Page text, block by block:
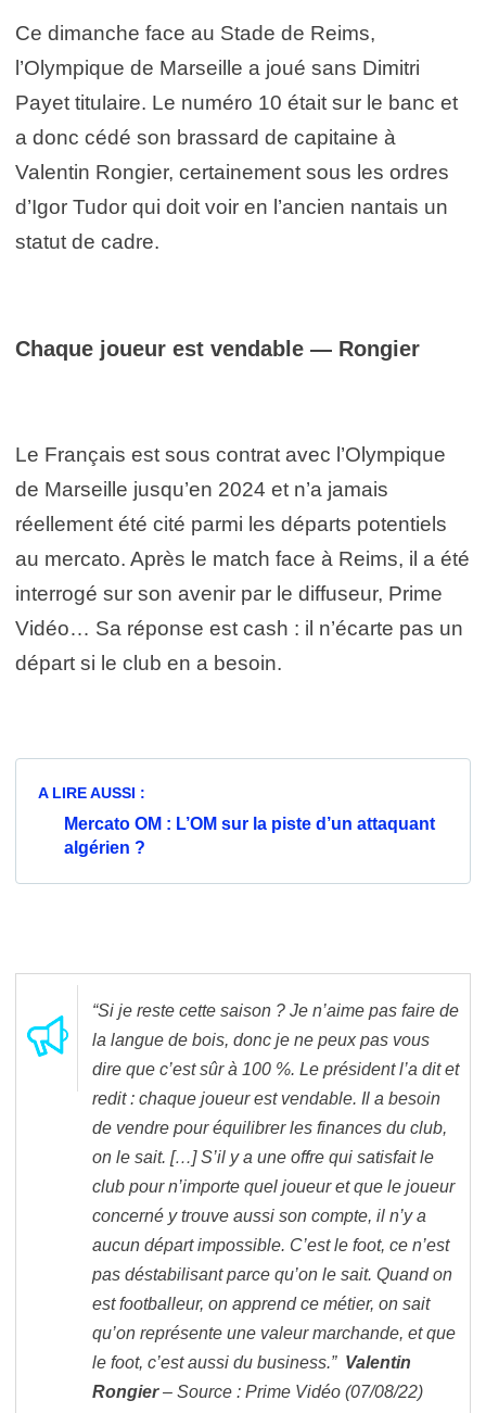
Ce dimanche face au Stade de Reims,
l’Olympique de Marseille a joué sans Dimitri
Payet titulaire. Le numéro 10 était sur le banc et
a donc cédé son brassard de capitaine à
Valentin Rongier, certainement sous les ordres
d’Igor Tudor qui doit voir en l’ancien nantais un
statut de cadre.
Chaque joueur est vendable — Rongier
Le Français est sous contrat avec l’Olympique
de Marseille jusqu’en 2024 et n’a jamais
réellement été cité parmi les départs potentiels
au mercato. Après le match face à Reims, il a été
interrogé sur son avenir par le diffuseur, Prime
Vidéo… Sa réponse est cash : il n’écarte pas un
départ si le club en a besoin.
A LIRE AUSSI :
Mercato OM : L’OM sur la piste d’un attaquant
algérien ?
“Si je reste cette saison ? Je n’aime pas faire de
la langue de bois, donc je ne peux pas vous
dire que c’est sûr à 100 %. Le président l’a dit et
redit : chaque joueur est vendable. Il a besoin
de vendre pour équilibrer les finances du club,
on le sait. […]S’il y a une offre qui satisfait le
club pour n’importe quel joueur et que le joueur
concerné y trouve aussi son compte, il n’y a
aucun départ impossible. C’est le foot, ce n’est
pas déstabilisant parce qu’on le sait. Quand on
est footballeur, on apprend ce métier, on sait
qu’on représente une valeur marchande, et que
le foot, c’est aussi du business.” Valentin
Rongier– Source : Prime Vidéo (07/08/22)